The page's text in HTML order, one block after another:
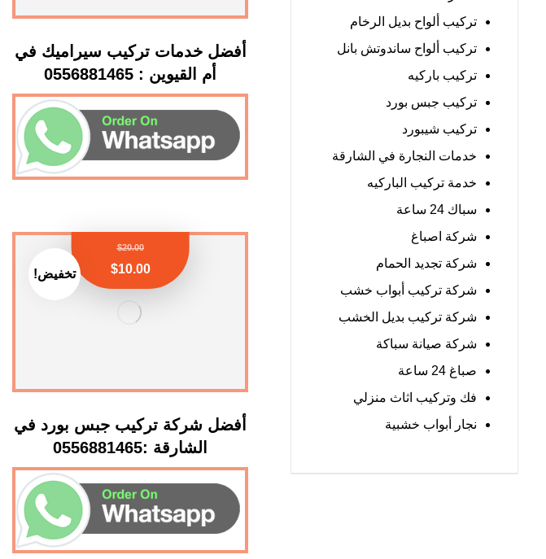
أفضل خدمات تركيب سيراميك في
أم القيوين : 0556881465
تخفيض!
أفضل شركة تركيب جبس بورد في
الشارقة :0556881465
$20.00
$10.00
تركيب ألواح بديل الرخام
تركيب ألواح ساندوتش بانل
تركيب باركيه
تركيب جبس بورد
تركيب شيبورد
خدمات النجارة في الشارقة
خدمة تركيب الباركيه
سباك 24 ساعة
شركة اصباغ
شركة تجديد الحمام
شركة تركيب أبواب خشب
شركة تركيب بديل الخشب
شركة صيانة سباكة
صباغ 24 ساعة
فك وتركيب اثاث منزلي
نجار أبواب خشبية